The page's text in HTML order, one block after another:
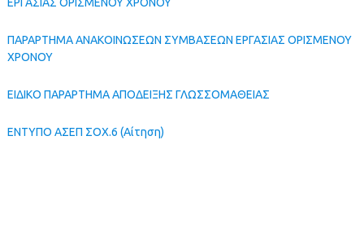
ΠΑΡΑΡΤΗΜΑ ΑΝΑΚΟΙΝΩΣΕΩΝ ΣΥΜΒΑΣΕΩΝ ΕΡΓΑΣΙΑΣ ΟΡΙΣΜΕΝΟΥ
ΧΡΟΝΟΥ
ΕΙΔΙΚΟ ΠΑΡΑΡΤΗΜΑ ΑΠΟΔΕΙΞΗΣ ΓΛΩΣΣΟΜΑΘΕΙΑΣ
ΕΝΤΥΠΟ ΑΣΕΠ ΣΟΧ.6 (Αίτηση)